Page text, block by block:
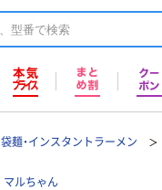
袋麺・インスタントラーメン
マルちゃん